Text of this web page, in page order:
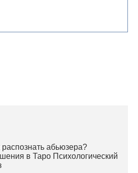
абьюзера?
в Таро Психологический